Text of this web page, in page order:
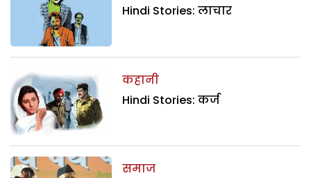
Hindi Stories: लाचार
कहानी
Hindi Stories: कर्ज
समाज